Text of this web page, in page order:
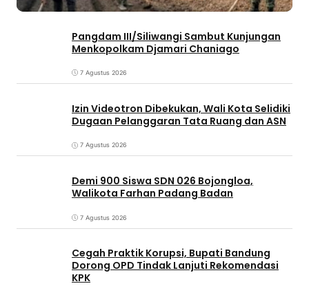
Pangdam III/Siliwangi Sambut Kunjungan
Menkopolkam Djamari Chaniago
7 Agustus 2026
Izin Videotron Dibekukan, Wali Kota Selidiki
Dugaan Pelanggaran Tata Ruang dan ASN
7 Agustus 2026
Demi 900 Siswa SDN 026 Bojongloa,
Walikota Farhan Padang Badan
7 Agustus 2026
Cegah Praktik Korupsi, Bupati Bandung
Dorong OPD Tindak Lanjuti Rekomendasi
KPK